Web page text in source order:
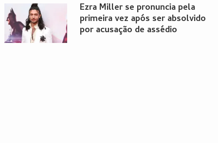
Ezra Miller se pronuncia pela
primeira vez após ser absolvido
por acusação de assédio